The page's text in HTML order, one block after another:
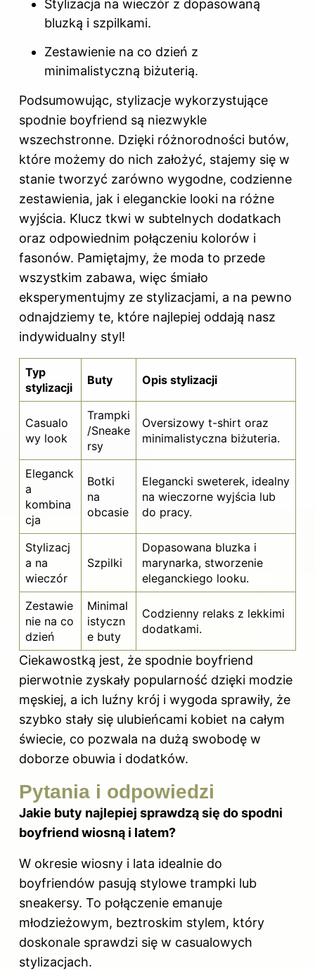
Stylizacja na wieczór z dopasowaną
bluzką i szpilkami.
Zestawienie na co dzień z
minimalistyczną biżuterią.
Podsumowując, stylizacje wykorzystujące
spodnie boyfriend są niezwykle
wszechstronne. Dzięki różnorodności butów,
które możemy do nich założyć, stajemy się w
stanie tworzyć zarówno wygodne, codzienne
zestawienia, jak i eleganckie looki na różne
wyjścia. Klucz tkwi w subtelnych dodatkach
oraz odpowiednim połączeniu kolorów i
fasonów. Pamiętajmy, że moda to przede
wszystkim zabawa, więc śmiało
eksperymentujmy ze stylizacjami, a na pewno
odnajdziemy te, które najlepiej oddają nasz
indywidualny styl!
Typ
stylizacji
Buty Opis stylizacji
Casualo
wy look
Trampki
/Sneake
rsy
Oversizowy t-shirt oraz
minimalistyczna biżuteria.
Eleganck
a
kombina
cja
Botki
na
obcasie
Elegancki sweterek, idealny
na wieczorne wyjścia lub
do pracy.
Stylizacj
a na
wieczór
Szpilki
Dopasowana bluzka i
marynarka, stworzenie
eleganckiego looku.
Zestawie
nie na co
dzień
Minimal
istyczn
e buty
Codzienny relaks z lekkimi
dodatkami.
Ciekawostką jest, że spodnie boyfriend
pierwotnie zyskały popularność dzięki modzie
męskiej, a ich luźny krój i wygoda sprawiły, że
szybko stały się ulubieńcami kobiet na całym
świecie, co pozwala na dużą swobodę w
doborze obuwia i dodatków.
Pytania i odpowiedzi
Jakie buty najlepiej sprawdzą się do spodni
boyfriend wiosną i latem?
W okresie wiosny i lata idealnie do
boyfriendów pasują stylowe trampki lub
sneakersy. To połączenie emanuje
młodzieżowym, beztroskim stylem, który
doskonale sprawdzi się w casualowych
stylizacjach.